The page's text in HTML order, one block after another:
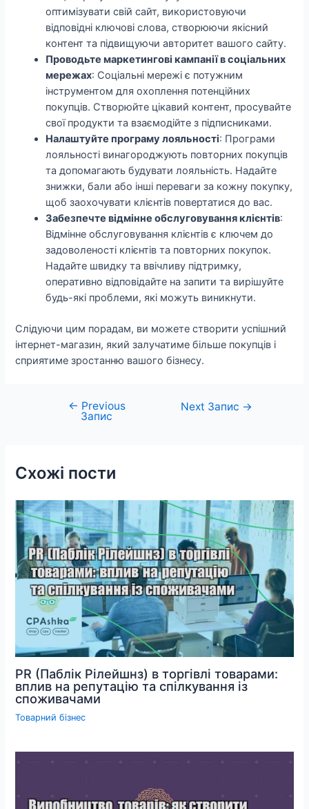
оптимізувати свій сайт, використовуючи
відповідні ключові слова, створюючи якісний
контент та підвищуючи авторитет вашого сайту.
Проводьте маркетингові кампанії в соціальних
мережах: Соціальні мережі є потужним
інструментом для охоплення потенційних
покупців. Створюйте цікавий контент, просувайте
свої продукти та взаємодійте з підписниками.
Налаштуйте програму лояльності: Програми
лояльності винагороджують повторних покупців
та допомагають будувати лояльність. Надайте
знижки, бали або інші переваги за кожну покупку,
щоб заохочувати клієнтів повертатися до вас.
Забезпечте відмінне обслуговування клієнтів:
Відмінне обслуговування клієнтів є ключем до
задоволеності клієнтів та повторних покупок.
Надайте швидку та ввічливу підтримку,
оперативно відповідайте на запити та вирішуйте
будь-які проблеми, які можуть виникнути.
Слідуючи цим порадам, ви можете створити успішний
інтернет-магазин, який залучатиме більше покупців і
сприятиме зростанню вашого бізнесу.
Навігація
← Previous
Запис
Next Запис →
Схожі пости
PR (Паблік Рілейшнз) в торгівлі товарами:
вплив на репутацію та спілкування із
споживачами
Товарний бізнес